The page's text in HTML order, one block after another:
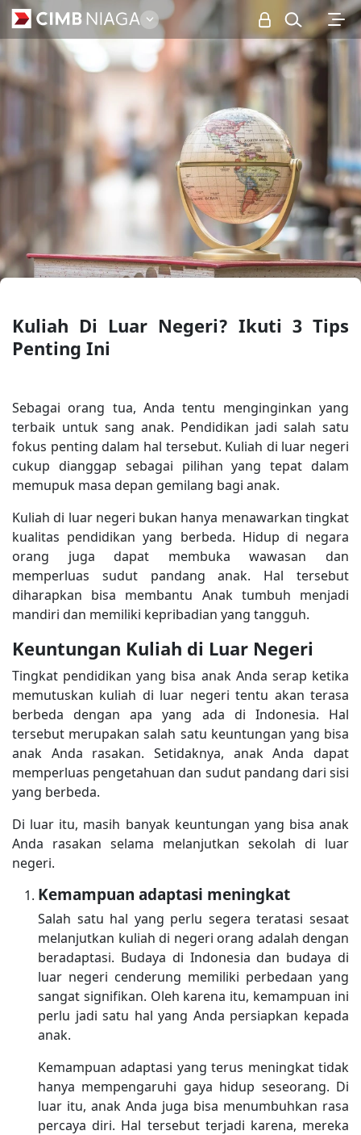
Personal
Kuliah Di Luar Negeri? Ikuti 3 Tips
Penting Ini
Sebagai orang tua, Anda tentu menginginkan yang
terbaik untuk sang anak. Pendidikan jadi salah satu
fokus penting dalam hal tersebut. Kuliah di luar negeri
cukup dianggap sebagai pilihan yang tepat dalam
memupuk masa depan gemilang bagi anak.
Kuliah di luar negeri bukan hanya menawarkan tingkat
kualitas pendidikan yang berbeda. Hidup di negara
orang juga dapat membuka wawasan dan
memperluas sudut pandang anak. Hal tersebut
diharapkan bisa membantu Anak tumbuh menjadi
mandiri dan memiliki kepribadian yang tangguh.
Keuntungan Kuliah di Luar Negeri
Tingkat pendidikan yang bisa anak Anda serap ketika
memutuskan kuliah di luar negeri tentu akan terasa
berbeda dengan apa yang ada di Indonesia. Hal
tersebut merupakan salah satu keuntungan yang bisa
anak Anda rasakan. Setidaknya, anak Anda dapat
memperluas pengetahuan dan sudut pandang dari sisi
yang berbeda.
Di luar itu, masih banyak keuntungan yang bisa anak
Anda rasakan selama melanjutkan sekolah di luar
negeri.
Kemampuan adaptasi meningkat
Salah satu hal yang perlu segera teratasi sesaat
melanjutkan kuliah di negeri orang adalah dengan
beradaptasi. Budaya di Indonesia dan budaya di
luar negeri cenderung memiliki perbedaan yang
sangat signifikan. Oleh karena itu, kemampuan ini
perlu jadi satu hal yang Anda persiapkan kepada
anak.
Kemampuan adaptasi yang terus meningkat tidak
hanya mempengaruhi gaya hidup seseorang. Di
luar itu, anak Anda juga bisa menumbuhkan rasa
percaya diri. Hal tersebut terjadi karena, mereka